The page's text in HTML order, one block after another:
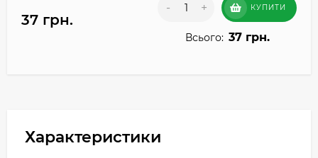
37 грн.
- + КУПИТИ
Всього: 37 грн.
Характеристики